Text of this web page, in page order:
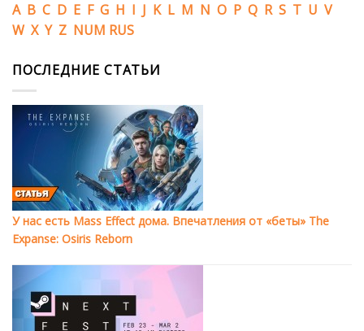
A B C D E F G H I J K L M N O P Q R S T U V
W X Y Z NUM RUS
ПОСЛЕДНИЕ СТАТЬИ
У нас есть Mass Effect дома. Впечатления от «беты» The
Expanse: Osiris Reborn